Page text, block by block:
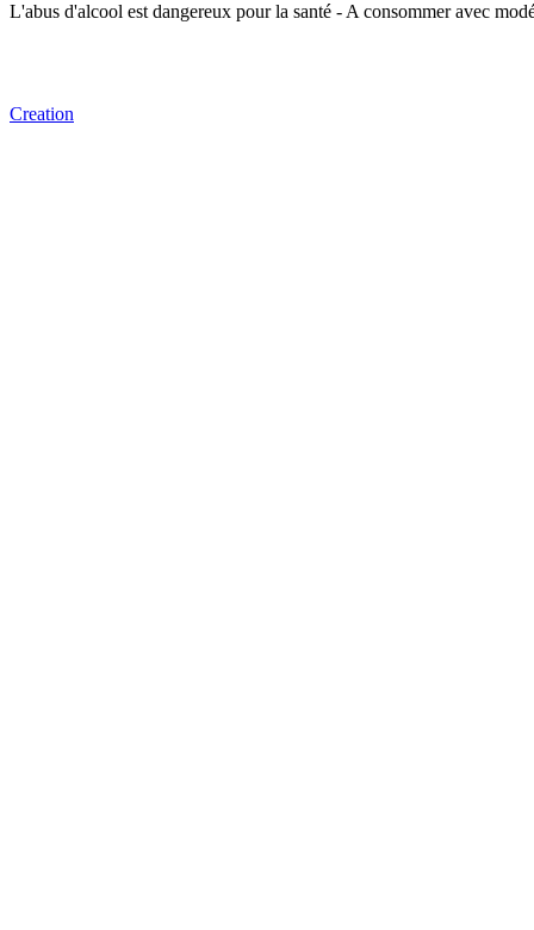
L'abus d'alcool est dangereux pour la santé - A consommer avec
Creation